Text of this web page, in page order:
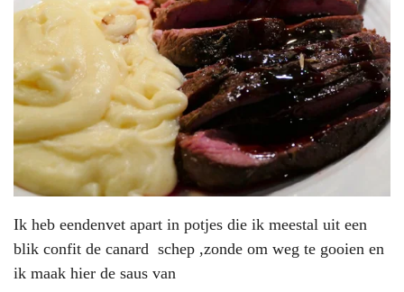
Ik heb eendenvet apart in potjes die ik meestal uit een
blik confit de canard schep ,zonde om weg te gooien en
ik maak hier de saus van